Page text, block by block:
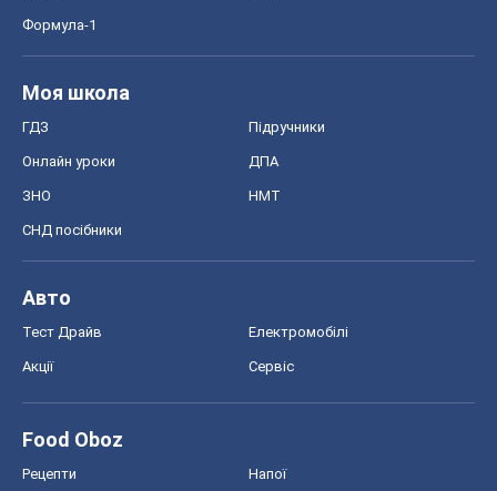
Формула-1
Моя школа
ГДЗ Підручники
Онлайн уроки ДПА
ЗНО НМТ
СНД посібники
Авто
Тест Драйв Електромобілі
Акції Сервіс
Food Oboz
Рецепти Напої